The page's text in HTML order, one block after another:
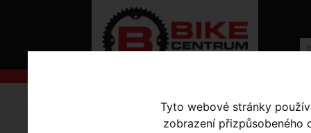
Tyto webové stránky
zobrazení přizpůsobeného
KOLA S-WORKS
Úvodní